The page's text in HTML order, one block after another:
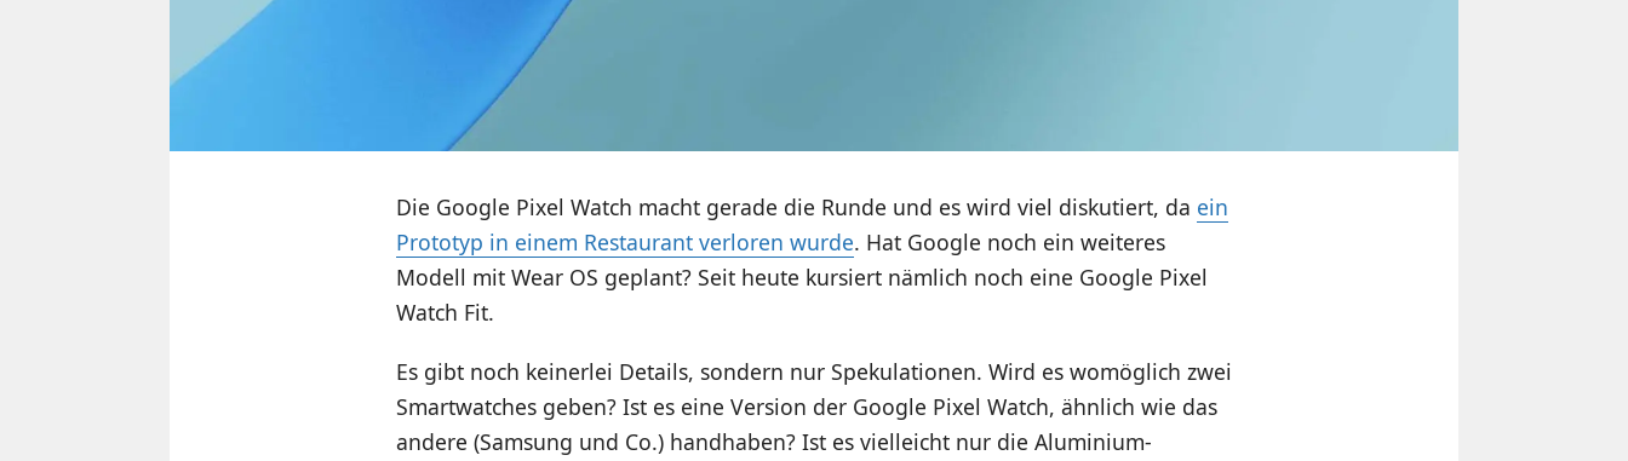
Die Google Pixel Watch macht gerade die Runde und es wird viel diskutiert, da ein
Prototyp in einem Restaurant verloren wurde. Hat Google noch ein weiteres
Modell mit Wear OS geplant? Seit heute kursiert nämlich noch eine Google Pixel
Watch Fit.
Es gibt noch keinerlei Details, sondern nur Spekulationen. Wird es womöglich zwei
Smartwatches geben? Ist es eine Version der Google Pixel Watch, ähnlich wie das
andere (Samsung und Co.) handhaben? Ist es vielleicht nur die Aluminium-